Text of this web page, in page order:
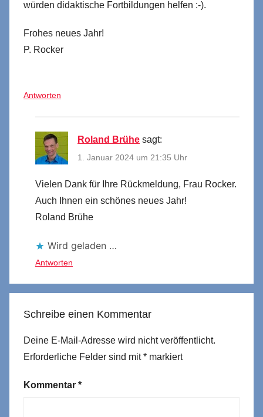
würden didaktische Fortbildungen helfen :-).
Frohes neues Jahr!
P. Rocker
Antworten
Roland Brühe sagt:
1. Januar 2024 um 21:35 Uhr
Vielen Dank für Ihre Rückmeldung, Frau Rocker.
Auch Ihnen ein schönes neues Jahr!
Roland Brühe
Wird geladen …
Antworten
Schreibe einen Kommentar
Deine E-Mail-Adresse wird nicht veröffentlicht.
Erforderliche Felder sind mit* markiert
Kommentar *